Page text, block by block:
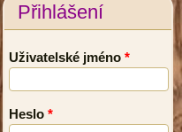
Přihlášení
Uživatelské jméno *
Heslo *